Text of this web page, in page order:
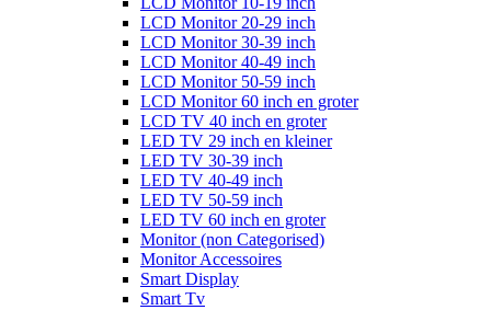
LCD Monitor 20-29 inch
LCD Monitor 30-39 inch
LCD Monitor 40-49 inch
LCD Monitor 50-59 inch
LCD Monitor 60 inch en groter
LCD TV 40 inch en groter
LED TV 29 inch en kleiner
LED TV 30-39 inch
LED TV 40-49 inch
LED TV 50-59 inch
LED TV 60 inch en groter
Monitor (non Categorised)
Monitor Accessoires
Smart Display
Smart Tv